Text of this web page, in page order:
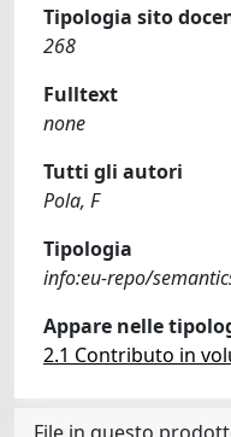
Tipologia sito
268
Fulltext
none
Tutti gli autori
Pola, F
Tipologia
info:eu-repo/
Appare nelle
2.1 Contributo in